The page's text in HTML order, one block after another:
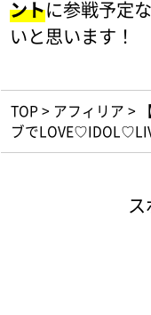
ントに参戦予定
いと思います！
TOP > アフィリア >
ブで